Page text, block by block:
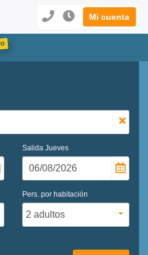
Mi cuenta
Salida Jueves
Pers. por habitación